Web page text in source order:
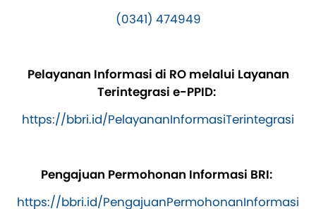
(0341) 474949
Pelayanan Informasi di RO melalui Layanan
Terintegrasi e-PPID:
https://bbri.id/PelayananInformasiTerintegrasi
Pengajuan Permohonan Informasi BRI:
https://bbri.id/PengajuanPermohonanInformasi